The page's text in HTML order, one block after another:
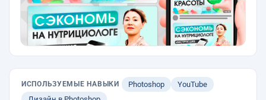
ИСПОЛЬЗУЕМЫЕ НАВЫКИ Photoshop
YouTube